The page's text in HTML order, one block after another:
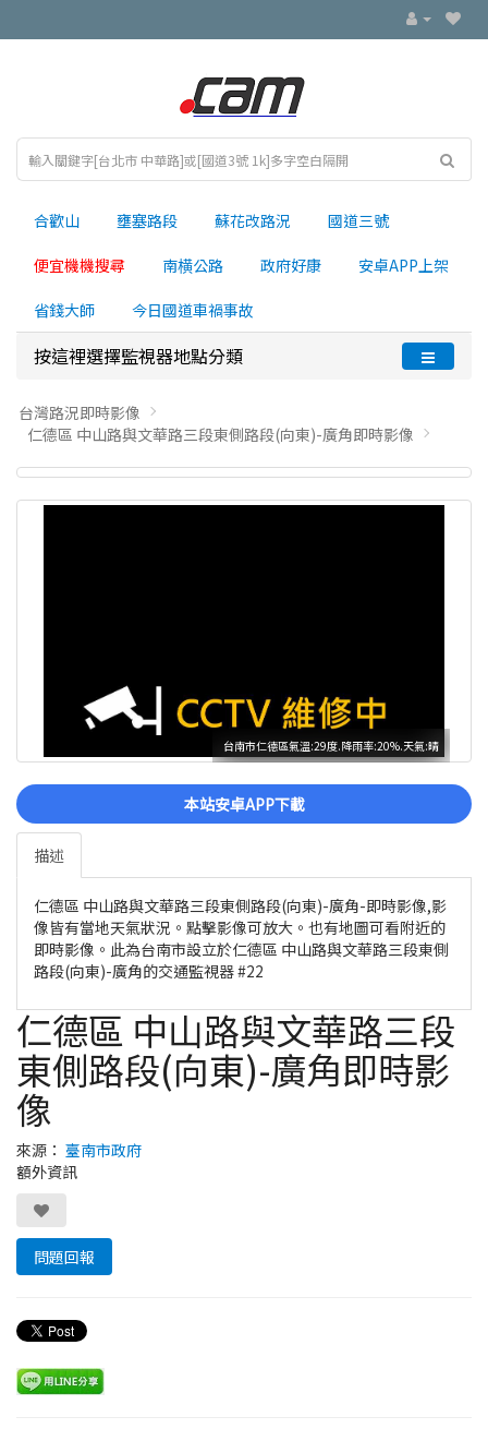
合歡山 壅塞路段 蘇花改路況 國道三號
便宜機機搜尋 南横公路 政府好康 安卓APP上架
省錢大師 今日國道車禍事故
按這裡選擇監視器地點分類
台灣路況即時影像
仁德區 中山路與文華路三段東側路段(向東)-廣角即時影像
台南市仁德區氣溫:29度.降雨率:20%.天氣:晴
本站安卓APP下載
描述
仁德區 中山路與文華路三段東側路段(向東)-廣角-即時影像,影
像皆有當地天氣狀況。點擊影像可放大。也有地圖可看附近的
即時影像。此為台南市設立於仁德區 中山路與文華路三段東側
路段(向東)-廣角的交通監視器 #22
仁德區 中山路與文華路三段
東側路段(向東)-廣角即時影
像
來源： 臺南市政府
額外資訊
問題回報